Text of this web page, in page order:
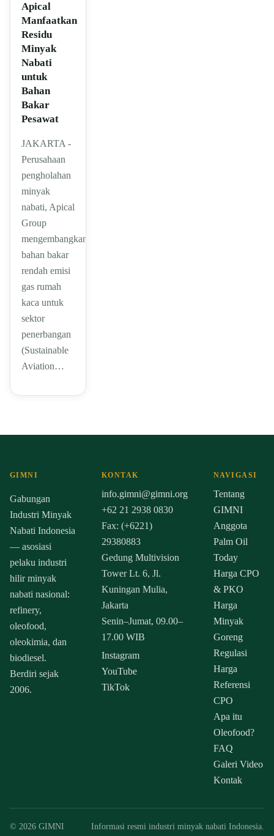
Apical
Manfaatkan
Residu
Minyak
Nabati
untuk
Bahan
Bakar
Pesawat
JAKARTA -
Perusahaan
pengholahan
minyak
nabati, Apical
Group
mengembangkan
bahan bakar
rendah emisi
gas rumah
kaca untuk
sektor
penerbangan
(Sustainable
Aviation…
GIMNI
Gabungan
Industri Minyak
Nabati Indonesia
— asosiasi
pelaku industri
hilir minyak
nabati nasional:
refinery,
oleofood,
oleokimia, dan
biodiesel.
Berdiri sejak
2006.
KONTAK
info.gimni@gimni.org
+62 21 2938 0830
Fax: (+6221)
29380883
Gedung Multivision
Tower Lt. 6, Jl.
Kuningan Mulia,
Jakarta
Senin–Jumat, 09.00–
17.00 WIB
Instagram
YouTube
TikTok
NAVIGASI
Tentang
GIMNI
Anggota
Palm Oil
Today
Harga CPO
& PKO
Harga
Minyak
Goreng
Regulasi
Harga
Referensi
CPO
Apa itu
Oleofood?
FAQ
Galeri Video
Kontak
© 2026 GIMNI Informasi resmi industri minyak nabati Indonesia.